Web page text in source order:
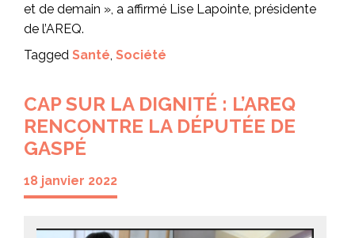
et de demain », a affirmé Lise Lapointe, présidente
de l’AREQ.
Tagged Santé Société
CAP SUR LA DIGNITÉ : L’AREQ
RENCONTRE LA DÉPUTÉE DE
GASPÉ
18 janvier 2022